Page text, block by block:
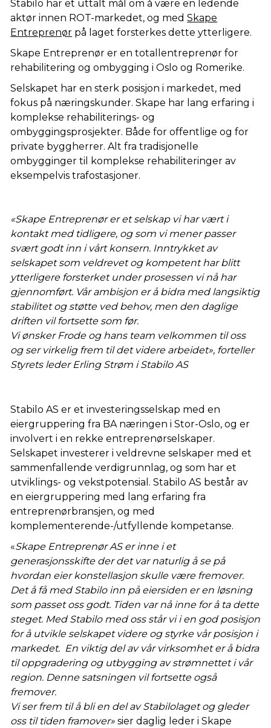
Stabilo har et uttalt mål om å være en ledende
aktør innen ROT-markedet, og medSkape
Entreprenør på laget forsterkes dette ytterligere.
Skape Entreprenør er en totallentreprenør for
rehabilitering og ombygging i Oslo og Romerike.
Selskapet har en sterk posisjon i markedet, med
fokus på næringskunder. Skape har lang erfaring i
komplekse rehabiliterings- og
ombyggingsprosjekter. Både for offentlige og for
private byggherrer. Alt fra tradisjonelle
ombygginger til komplekse rehabiliteringer av
eksempelvis trafostasjoner.
«Skape Entreprenør er et selskap vi har vært i
kontakt med tidligere, og som vi mener passer
svært godt inn i vårt konsern. Inntrykket av
selskapet som veldrevet og kompetent har blitt
ytterligere forsterket under prosessen vi nå har
gjennomført. Vår ambisjon er å bidra med langsiktig
stabilitet og støtte ved behov, men den daglige
driften vil fortsette som før.
Vi ønsker Frode og hans team velkommen til oss
og ser virkelig frem til det videre arbeidet», forteller
Styrets leder Erling Strøm i Stabilo AS
Stabilo AS er et investeringsselskap med en
eiergruppering fra BA næringen i Stor-Oslo, og er
involvert i en rekke entreprenørselskaper.
Selskapet investerer i veldrevne selskaper med et
sammenfallende verdigrunnlag, og som har et
utviklings- og vekstpotensial. Stabilo AS består av
en eiergruppering med lang erfaring fra
entreprenørbransjen, og med
komplementerende-/utfyllende kompetanse.
«Skape Entreprenør AS er inne i et
generasjonsskifte der det var naturlig å se på
hvordan eier konstellasjon skulle være fremover.
Det å få med Stabilo inn på eiersiden er en løsning
som passet oss godt. Tiden var nå inne for å ta dette
steget. Med Stabilo med oss står vi i en god posisjon
for å utvikle selskapet videre og styrke vår posisjon i
markedet. En viktig del av vår virksomhet er å bidra
til oppgradering og utbygging av strømnettet i vår
region. Denne satsningen vil fortsette også
fremover.
Vi ser frem til å bli en del av Stabilolaget og gleder
oss til tiden framover» sier daglig leder i Skape